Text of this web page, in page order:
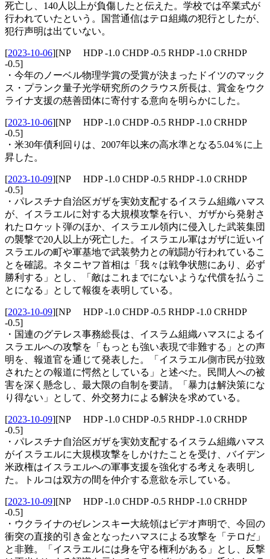
死亡し、140人以上が負傷したと伝えた。学校では卒業式が
行われていたという。国営通信はテロ組織の犯行としたが、
犯行声明は出ていない。
[2023-10-06][NP HDP -1.0 CHDP -0.5 RHDP -1.0 CRHDP
-0.5]
・今年のノーベル物理学賞の受賞が決まったドイツのマック
ス・プランク量子光学研究所のクラウス所長は、賞金をウク
ライナ支援の慈善団体に寄付する意向を明らかにした。
[2023-10-06][NP HDP -1.0 CHDP -0.5 RHDP -1.0 CRHDP
-0.5]
・米30年債利回りは、2007年以来の高水準となる5.04％に上
昇した。
[2023-10-09][NP HDP -1.0 CHDP -0.5 RHDP -1.0 CRHDP
-0.5]
・パレスチナ自治区ガザを実効支配するイスラム組織ハマス
が、イスラエルに対する大規模攻撃を行い、ガザから発射さ
れたロケット弾のほか、イスラエル領内に侵入した武装集団
の襲撃で20人以上が死亡した。イスラエル軍はガザに近いイ
スラエルの町や軍基地で武装勢力との戦闘が行われているこ
とを確認。ネタニヤフ首相は「我々は戦争状態にあり、必ず
勝利する」とし、「敵はこれまでにないような代償を払うこ
とになる」として報復を表明している。
[2023-10-09][NP HDP -1.0 CHDP -0.5 RHDP -1.0 CRHDP
-0.5]
・国連のグテレス事務総長は、イスラム組織ハマスによるイ
スラエルへの攻撃を「もっとも強い表現で非難する」との声
明を、報道官を通じて発表した。「イスラエル側市民が拉致
されたとの報道に愕然としている」と述べた。民間人への被
害を深く懸念し、最大限の自制を要請。「暴力は解決策にな
り得ない」として、外交努力による解決を求めている。
[2023-10-09][NP HDP -1.0 CHDP -0.5 RHDP -1.0 CRHDP
-0.5]
・パレスチナ自治区ガザを実効支配するイスラム組織ハマス
がイスラエルに大規模攻撃をしかけたことを受け、バイデン
米政権はイスラエルへの軍事支援を強化する考えを表明し
た。トルコは双方の間を仲介する意欲を示している。
[2023-10-09][NP HDP -1.0 CHDP -0.5 RHDP -1.0 CRHDP
-0.5]
・ウクライナのゼレンスキー大統領はビデオ声明で、今回の
衝突の直接的引き金となったハマスによる攻撃を「テロだ」
と非難。「イスラエルには身を守る権利がある」とし、反撃